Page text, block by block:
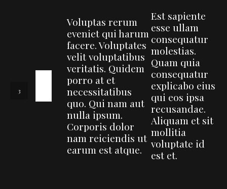
Voluptas rerum
eveniet qui harum
facere. Voluptates
velit voluptatibus
veritatis. Quidem
porro at et
necessitatibus
quo. Qui nam aut
nulla ipsum.
Corporis dolor
nam reiciendis ut
earum est atque.
Est sapiente
esse ullam
consequatur
molestias.
Quam quia
consequatur
explicabo eius
qui eos ipsa
recusandae.
Aliquam et sit
mollitia
voluptate id
est et.